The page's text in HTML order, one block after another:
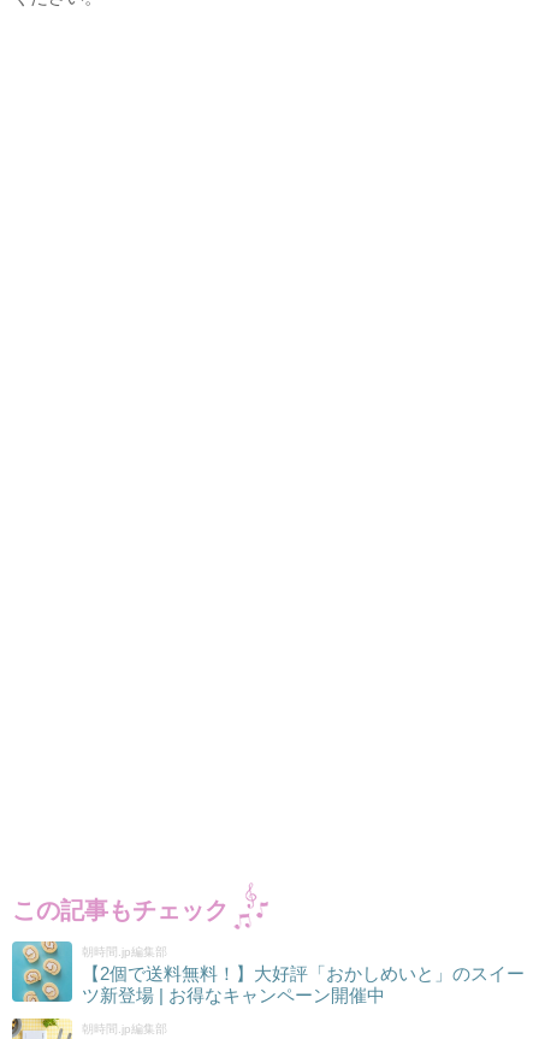
この記事もチェック
朝時間.jp編集部
【2個で送料無料！】大好評「おかしめいと」のスイー
ツ新登場 | お得なキャンペーン開催中
朝時間.jp編集部